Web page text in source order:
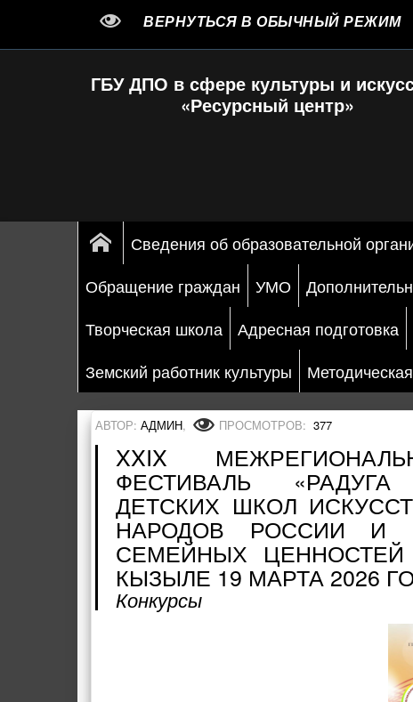
ВЕРНУТЬСЯ В ОБЫЧНЫЙ РЕЖИМ
ГБУ ДПО в сфере культуры и
«Ресурсный центр»
Сведения об образовательной
Обращение граждан
УМО
Творческая школа
Адресная подготовка
Земский работник культуры
АВТОР: АДМИН, ПРОСМОТРОВ: 377
XXIX
ФЕСТИВАЛЬ
ДЕТСКИХ ШКОЛ
НАРОДОВ РОССИИ И
СЕМЕЙНЫХ
КЫЗЫЛЕ 19 МАРТА 2026
Конкурсы